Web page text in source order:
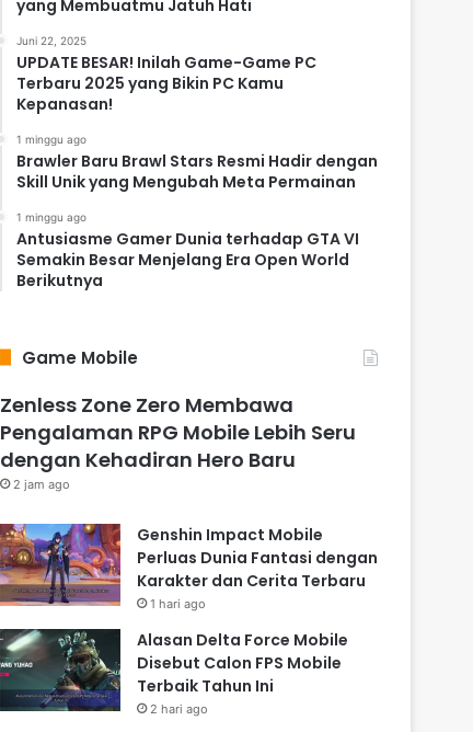
yang Membuatmu Jatuh Hati
Juni 22, 2025
UPDATE BESAR! Inilah Game-Game PC
Terbaru 2025 yang Bikin PC Kamu
Kepanasan!
1 minggu ago
Brawler Baru Brawl Stars Resmi Hadir dengan
Skill Unik yang Mengubah Meta Permainan
1 minggu ago
Antusiasme Gamer Dunia terhadap GTA VI
Semakin Besar Menjelang Era Open World
Berikutnya
Game Mobile
Zenless Zone Zero Membawa
Pengalaman RPG Mobile Lebih Seru
dengan Kehadiran Hero Baru
2 jam ago
Genshin Impact Mobile
Perluas Dunia Fantasi dengan
Karakter dan Cerita Terbaru
1 hari ago
Alasan Delta Force Mobile
Disebut Calon FPS Mobile
Terbaik Tahun Ini
2 hari ago